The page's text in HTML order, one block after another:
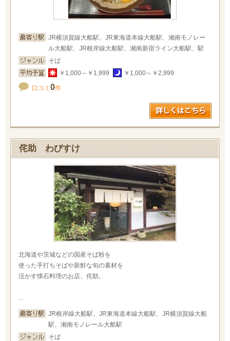
JR横須賀線大船駅、JR東海道本線大船駅、湘南モノレー
ル大船駅、JR根岸線大船駅、湘南新宿ライン大船駅、駅
そば
￥1,000～￥1,999
￥1,000～￥2,999
口コミ 0件
侘助 わびすけ
北海道や茨城などの国産そば粉を
使った手打ちそばや新鮮な旬の素材を
活かす懐石料理のお店、侘助。
...
JR根岸線大船駅、JR東海道本線大船駅、JR横須賀線大船
駅、湘南モノレール大船駅
そば